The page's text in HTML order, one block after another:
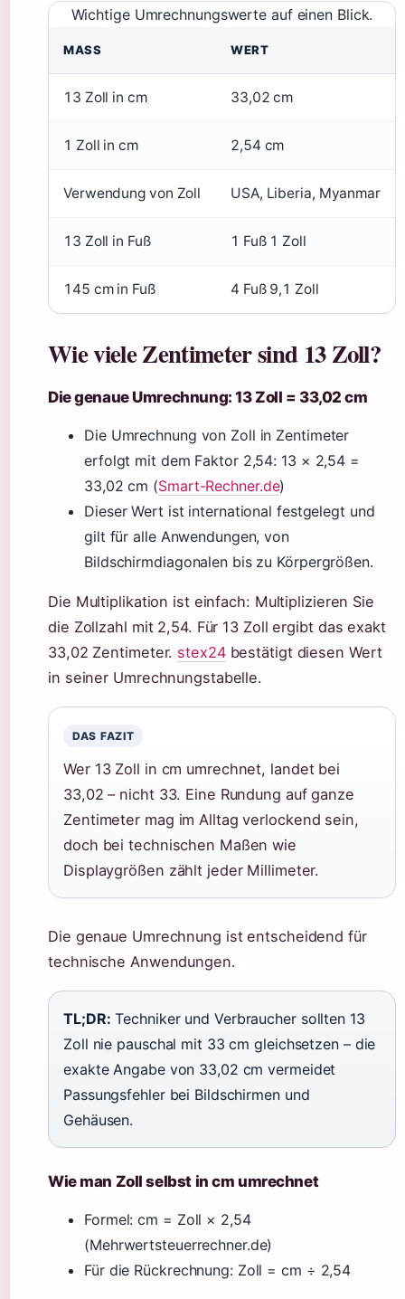
Wichtige Umrechnungswerte auf einen Blick.
MASS WERT
13 Zoll in cm 33,02 cm
1 Zoll in cm 2,54 cm
Verwendung von Zoll USA, Liberia, Myanmar
13 Zoll in Fuß 1 Fuß 1 Zoll
145 cm in Fuß 4 Fuß 9,1 Zoll
Wie viele Zentimeter sind 13 Zoll?
Die genaue Umrechnung: 13 Zoll = 33,02 cm
Die Umrechnung von Zoll in Zentimeter
erfolgt mit dem Faktor 2,54: 13 × 2,54 =
33,02 cm (Smart-Rechner.de)
Dieser Wert ist international festgelegt und
gilt für alle Anwendungen, von
Bildschirmdiagonalen bis zu Körpergrößen.
Die Multiplikation ist einfach: Multiplizieren Sie
die Zollzahl mit 2,54. Für 13 Zoll ergibt das exakt
33,02 Zentimeter. stex24bestätigt diesen Wert
in seiner Umrechnungstabelle.
DAS FAZIT
Wer 13 Zoll in cm umrechnet, landet bei
33,02 – nicht 33. Eine Rundung auf ganze
Zentimeter mag im Alltag verlockend sein,
doch bei technischen Maßen wie
Displaygrößen zählt jeder Millimeter.
Die genaue Umrechnung ist entscheidend für
technische Anwendungen.
TL;DR: Techniker und Verbraucher sollten 13
Zoll nie pauschal mit 33 cm gleichsetzen – die
exakte Angabe von 33,02 cm vermeidet
Passungsfehler bei Bildschirmen und
Gehäusen.
Wie man Zoll selbst in cm umrechnet
Formel: cm = Zoll × 2,54
(Mehrwertsteuerrechner.de)
Für die Rückrechnung: Zoll = cm ÷ 2,54